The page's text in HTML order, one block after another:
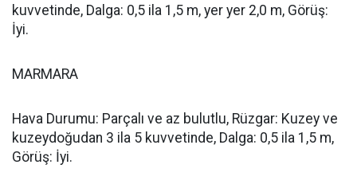
kuvvetinde, Dalga: 0,5 ila 1,5 m, yer yer 2,0 m, Görüş:
İyi.
MARMARA
Hava Durumu: Parçalı ve az bulutlu, Rüzgar: Kuzey ve
kuzeydoğudan 3 ila 5 kuvvetinde, Dalga: 0,5 ila 1,5 m,
Görüş: İyi.